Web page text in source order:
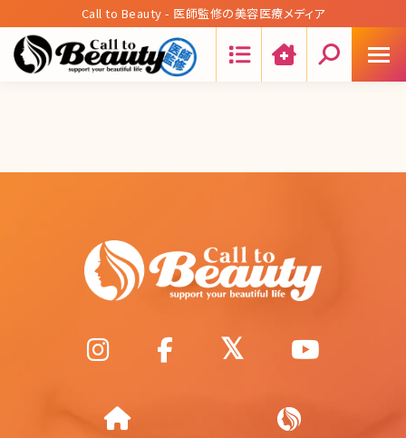
Call to Beauty - 医師監修の美容医療メディア